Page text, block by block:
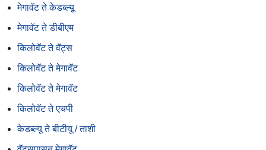
मेगावॅट ते केडब्ल्यू
मेगावॅट ते डीबीएम
किलोवॅट ते वॅट्स
किलोवॅट ते मेगावॅट
किलोवॅट ते मेगावॅट
किलोवॅट ते एचपी
केडब्ल्यू ते बीटीयू / ताशी